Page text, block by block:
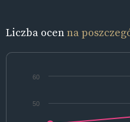
Liczba ocenna
50
60